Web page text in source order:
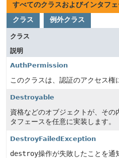
すべてのクラスおよびインタフ
クラス
例外クラス
クラス
説明
AuthPermission
このクラスは、認証のアクセス権
Destroyable
資格などのオブジェクトが、その
タフェースを任意に実装します。
DestroyFailedException
destroy操作が失敗したことを通